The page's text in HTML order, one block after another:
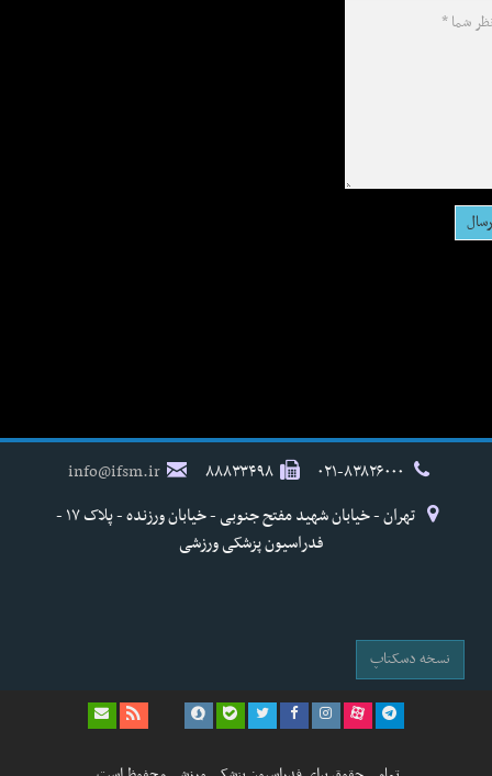
۸۸۸۳۳۴۹۸
info@ifsm.ir
تهران - خیابان شهید مفتح جنوبی - خیابان ورزنده - پلاک ۱۷ -
فدراسیون پزشکی ورزشی
نسخه دسکتاپ